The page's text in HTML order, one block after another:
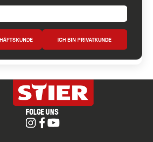
ICH BIN PRIVATKUNDE
FOLGE UNS